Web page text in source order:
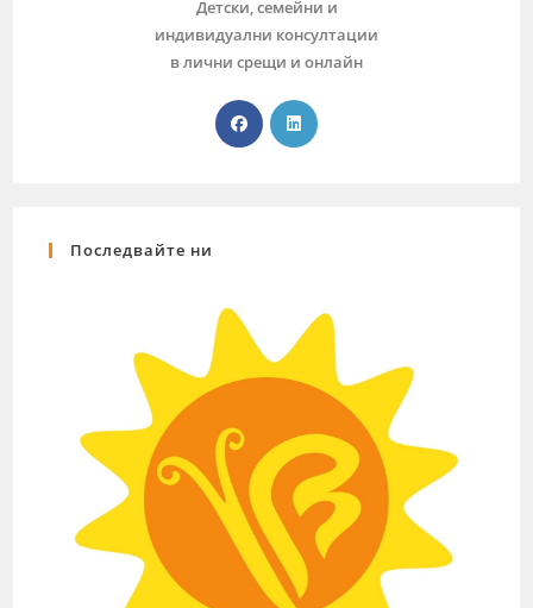
Детски, семейни и
индивидуални консултации
в лични срещи и онлайн
Последвайте ни